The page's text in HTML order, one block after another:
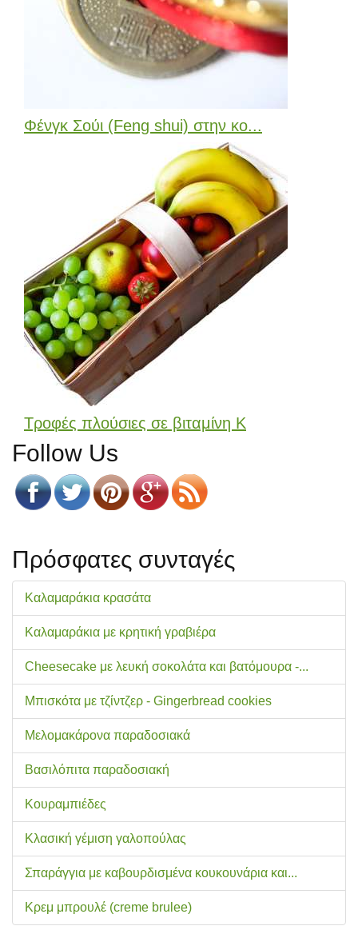
Φένγκ Σούι (Feng shui) στην κο...
Τροφές πλούσιες σε βιταμίνη Κ
Follow Us
Πρόσφατες συνταγές
Καλαμαράκια κρασάτα
Καλαμαράκια με κρητική γραβιέρα
Cheesecake με λευκή σοκολάτα και βατόμουρα -...
Μπισκότα με τζίντζερ - Gingerbread cookies
Μελομακάρονα παραδοσιακά
Βασιλόπιτα παραδοσιακή
Κουραμπιέδες
Κλασική γέμιση γαλοπούλας
Σπαράγγια με καβουρδισμένα κουκουνάρια και...
Κρεμ μπρουλέ (creme brulee)